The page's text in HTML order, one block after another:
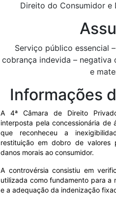
Direito do Consumidor e
Serviço público essencial
cobrança indevida – negativa
e
Informações
A 4ª Câmara de Direito
interposta pela concessionária de
que reconheceu a
restituição em dobro de
danos morais ao consumidor.
A controvérsia consistiu em
utilizada como fundamento para
e a adequação da indenização